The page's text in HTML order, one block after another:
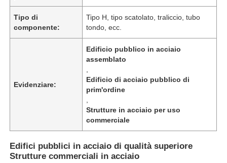
Video
Tipo di
componente:
Tipo H, tipo scatolato, traliccio, tubo
tondo, ecc.
Evidenziare:
Edificio pubblico in acciaio
assemblato
Edificio di acciaio pubblico di
prim'ordine
Strutture in acciaio per uso
commerciale
Edifici pubblici in acciaio di qualità superiore
Strutture commerciali in acciaio